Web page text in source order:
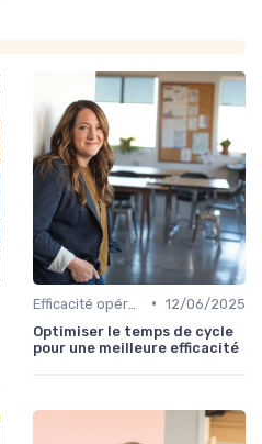
• 12/06/2025
Optimiser le temps de cycle
pour une meilleure efficacité